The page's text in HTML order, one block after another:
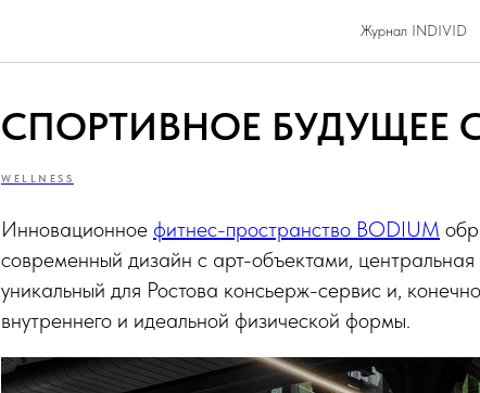
Журнал INDIVID
СПОРТИВНОЕ БУДУЩЕЕ С
WELLNESS
Инновационное фитнес-пространство BODIUM
современный дизайн с арт-объектами,
уникальный для Ростова консьерж-сервис и,
внутреннего и идеальной физической формы.